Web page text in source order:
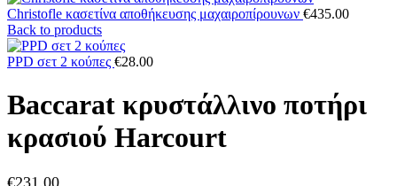
Christofle κασετίνα αποθήκευσης μαχαιροπίρουνων €435.00
Back to products
PPD σετ 2 κούπες €28.00
Baccarat κρυστάλλινο ποτήρι
κρασιού Harcourt
€231.00